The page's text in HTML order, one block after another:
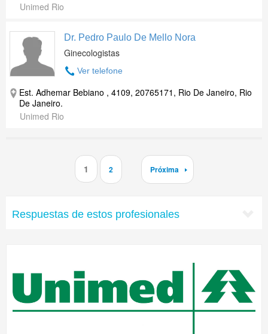
Unimed Rio
Dr. Pedro Paulo De Mello Nora
Ginecologistas
Ver telefone
Est. Adhemar Bebiano , 4109, 20765171, Rio De Janeiro, Rio
De Janeiro.
Unimed Rio
1 2 Próxima
Respuestas de estos profesionales